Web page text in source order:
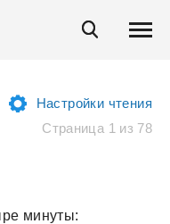
Настройки чтения
Страница 1 из 78
минуты: